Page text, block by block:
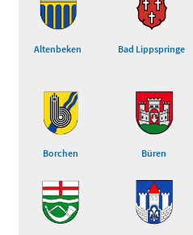
Altenbeken Bad Lippspringe
Borchen Büren